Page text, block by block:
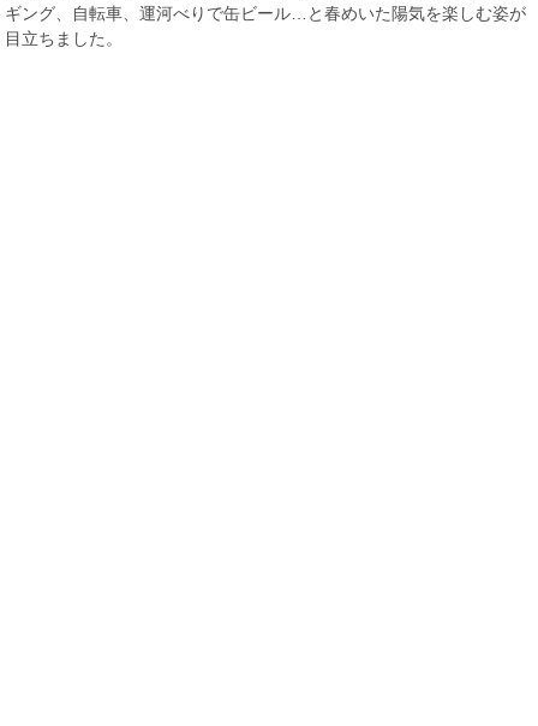
ギング、自転車、運河べりで缶ビール…と春めいた陽気を楽しむ姿が
目立ちました。